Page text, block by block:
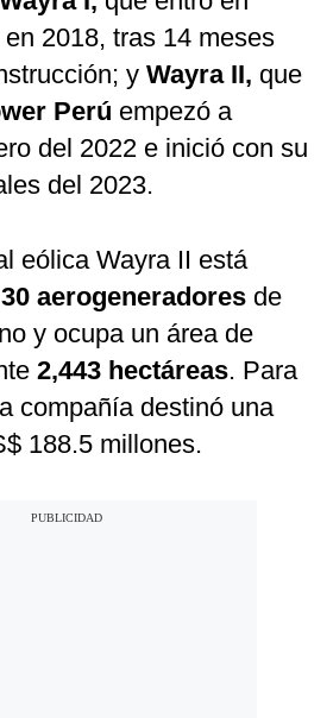
2018, tras 14 meses
y Wayra II, que
Perú empezó a
del 2022 e inició con su
del 2023.
eólica Wayra II está
30 aerogeneradores de
y ocupa un área de
2,443 hectáreas. Para
compañía destinó una
188.5 millones.